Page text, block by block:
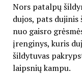
Nors patalpų
dujos, pats
nuo gaisro
įrenginys, kuris
šildytuvas
laipsnių kampu.